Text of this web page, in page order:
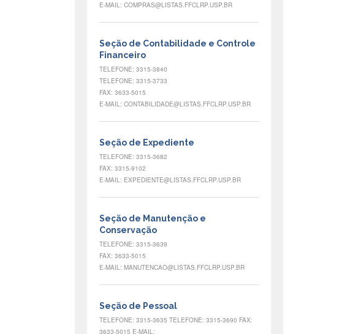
E-MAIL: COMPRAS@LISTAS.FFCLRP.USP.BR
Seção de Contabilidade e Controle
Financeiro
TELEFONE: 3315-3840
TELEFONE: 3315-3733
FAX: 3633-5015
E-MAIL: CONTABILIDADE@LISTAS.FFCLRP.USP.BR
Seção de Expediente
TELEFONE: 3315-3682
FAX: 3315-9102
E-MAIL: EXPEDIENTE@LISTAS.FFCLRP.USP.BR
Seção de Manutenção e
Conservação
TELEFONE: 3315-3639
FAX: 3633-5015
E-MAIL: MANUTENCAO@LISTAS.FFCLRP.USP.BR
Seção de Pessoal
TELEFONE: 3315-3635 TELEFONE: 3315-3690 FAX:
3633-5015 E-MAIL: